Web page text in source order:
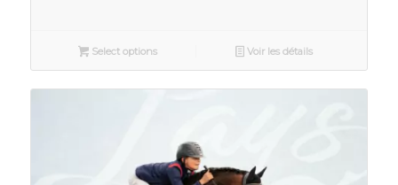
Select options Voir les détails